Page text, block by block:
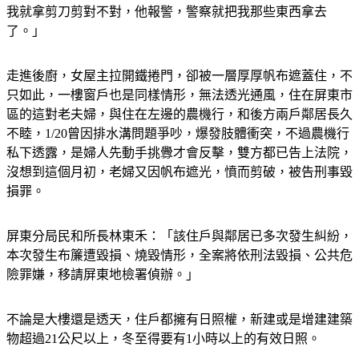
我就拿剪刀剪對不對，他報警，警察就把我那些東西拿去
了。」
走進後廚，女屋主拉開鐵捲門，卻被一層厚厚帆布遮蓋住，不
只如此，一樓窗戶也是同樣情形，無法透光通風，住在屏東市
區的這對老夫婦，與住在左邊的農機行，和後方兩戶鄰居長久
不睦，1/20曾因排水溝問題爭吵，爆發肢體衝突，不過農機行
私下透露，是婦人先動手挑釁才會反擊，雙方都已告上法院，
沒想到這個月初，老婦又因帆布遮光，憤而剪破，被告刑事毀
損罪。
屏東分局民和所長林東禾：「該住戶與鄰居已多次發生糾紛，
本次發生布簾遭毀損、燒毀情形，全案將依刑法毀損、公共危
險罪嫌，移請屏東地檢署偵辦。」
不論是大樓還是透天，住戶都擁有日照權，新建或是增建建築
物超過21公尺以上，冬至得要有1小時以上的有效日照。